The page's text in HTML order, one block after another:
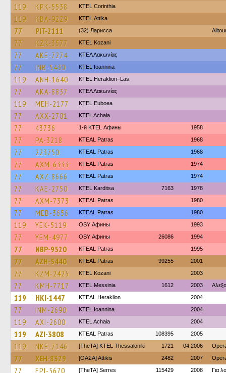
119 KPK-5538 KTEL Corinthia
119 KBA-9229 KΤΕL Αttika
77 PIT-2111 (32) Ларисса
77 KZK-3577 ΚΤΕL Kozani
77 AKE-7274 ΚΤΕΛ Λακωνίας
77 INB-5430 KTEL Ioannina
119 ANH-1640 KTEL Heraklion–Las.
77 AKA-8837 ΚΤΕΛ Λακωνίας
119 MEH-2177 ΚΤΕL Euboea
77 AXX-2701 KTEL Achaia
77 43736 1-й KTEL Афины 1958
77 PA-3218 KTEAL Patras 1968
77 223750 KTEAL Patras 1968
77 AXM-6333 KTEAL Patras 1974
77 AXZ-8666 KTEAL Patras 1974
77 KAE-2750 ΚΤΕL Karditsa 7163 1978
77 AXM-7373 KTEAL Patras 1980
77 MEB-3656 KTEAL Patras 1980
119 YEK-5119 OSY Афины 1993
77 YEM-4977 OSY Афины 26086 1994
77 NBP-9520 KTEAL Patras 1995
77 AZH-5440 KTEAL Patras 99255 2001
77 KZM-2425 ΚΤΕL Kozani 2003
77 KMH-7717 KTEL Messinia 1612 2003
119 HKI-1447 KTEAL Heraklion 2004
77 INM-2690 KTEL Ioannina 2004
119 AXI-2600 KTEL Achaia 2004
119 AZI-3808 KTEAL Patras 108395 2005
119 NKE-7146 [TheTA] KTEL Thessaloniki 1721 04.2006
77 XEH-8329 [ΟΑΣΑ] Αttikis 2482 2007
77 EPI-5670 [TheTA] Serres 115429 2008 Για